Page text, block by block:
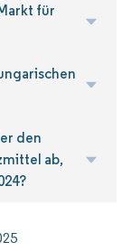
für
den
ab,